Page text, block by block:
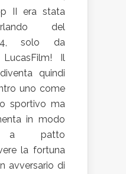
II era stata
del
solo da
Il
quindi
uno come
sportivo ma
in modo
a patto
la fortuna
avversario di